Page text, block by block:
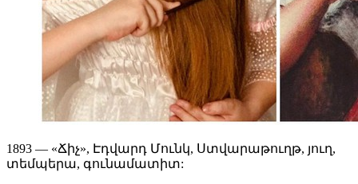
1893 — «Ճիչ», Էդվարդ Մունկ, Ստվարաթուղթ, յուղ,
տեմպերա, գունամատիտ: